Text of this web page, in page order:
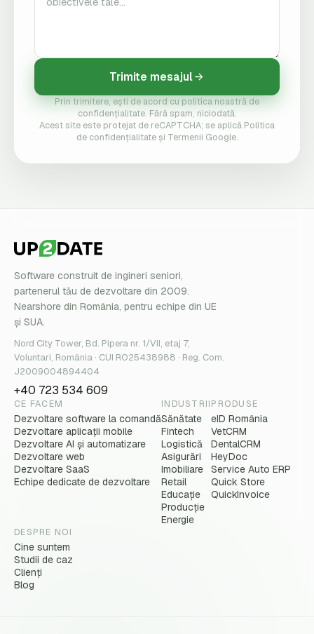
Trimite mesajul
Prin trimitere, ești de acord cu politica noastră de
confidențialitate. Fără spam, niciodată.
Acest site este protejat de reCAPTCHA; se aplică Politica
de confidențialitate și Termenii Google.
Software construit de ingineri seniori,
partenerul tău de dezvoltare din 2009.
Nearshore din România, pentru echipe din UE
și SUA.
Nord City Tower, Bd. Pipera nr. 1/VII, etaj 7,
Voluntari, România · CUI RO25438988 · Reg. Com.
J2009004894404
+40 723 534 609
CE FACEM
Dezvoltare software la comandă
Dezvoltare aplicații mobile
Dezvoltare AI și automatizare
Dezvoltare web
Dezvoltare SaaS
Echipe dedicate de dezvoltare
INDUSTRII
Sănătate
Fintech
Logistică
Asigurări
Imobiliare
Retail
Educație
Producție
Energie
PRODUSE
eID România
VetCRM
DentalCRM
HeyDoc
Service Auto ERP
Quick Store
QuickInvoice
DESPRE NOI
Cine suntem
Studii de caz
Clienți
Blog